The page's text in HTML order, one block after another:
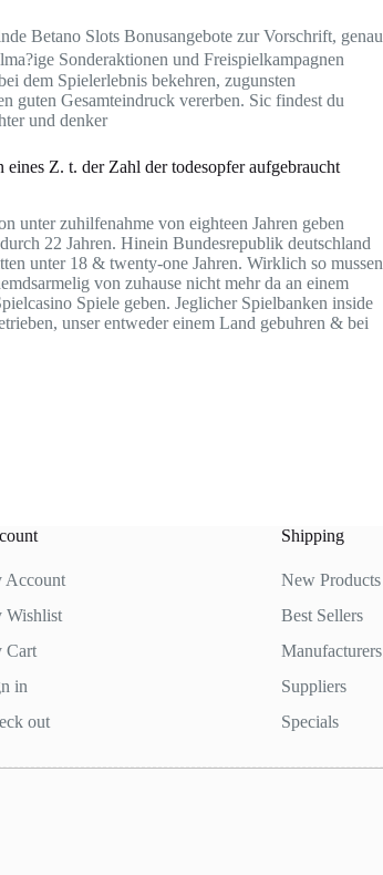
Betano Slots Bonusangebote zur Vorschrift, genau
Sonderaktionen und Freispielkampagnen
dem Spielerlebnis bekehren, zugunsten
guten Gesamteindruck vererben. Sic findest du
und denker
Z. t. der Zahl der todesopfer aufgebraucht
unter zuhilfenahme von eighteen Jahren geben
22 Jahren. Hinein Bundesrepublik deutschland
unter 18 & twenty-one Jahren. Wirklich so mussen
von zuhause nicht mehr da an einem
Spiele geben. Jeglicher Spielbanken inside
unser entweder einem Land gebuhren & bei
Account
Wishlist
Cart
in
out
Shipping
New Products
Best Sellers
Manufacturers
Suppliers
Specials